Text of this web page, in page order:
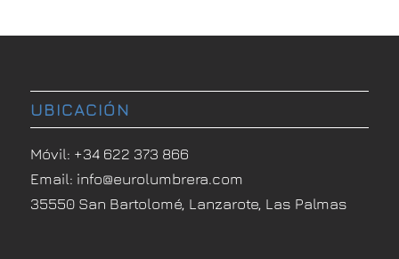
UBICACIÓN
Móvil: +34 622 373 866
Email: info@eurolumbrera.com
35550 San Bartolomé, Lanzarote, Las Palmas